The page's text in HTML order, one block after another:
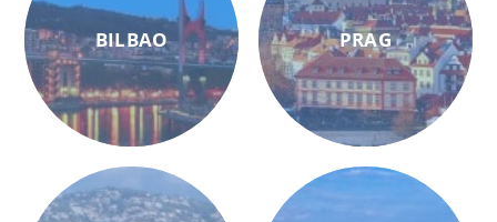
BILBAO PRAG